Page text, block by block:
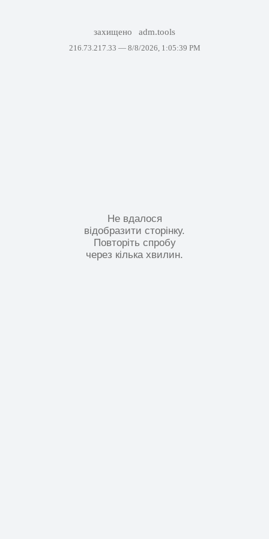
захищено adm.tools
216.73.217.33 — 8/8/2026, 1:05:39 PM
Не вдалося
відобразити сторінку.
Повторіть спробу
через кілька хвилин.